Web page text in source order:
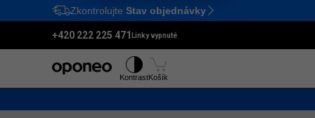
Ctrl M
Zkontrolujte Stav objednávky
+420 222 225 471 Linky vypnuté
KontrastKošík